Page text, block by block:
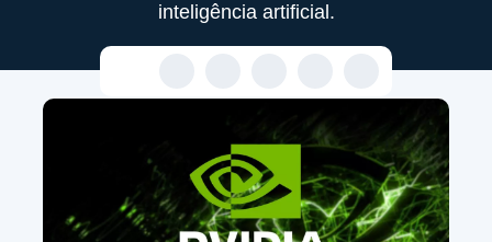
inteligência artificial.